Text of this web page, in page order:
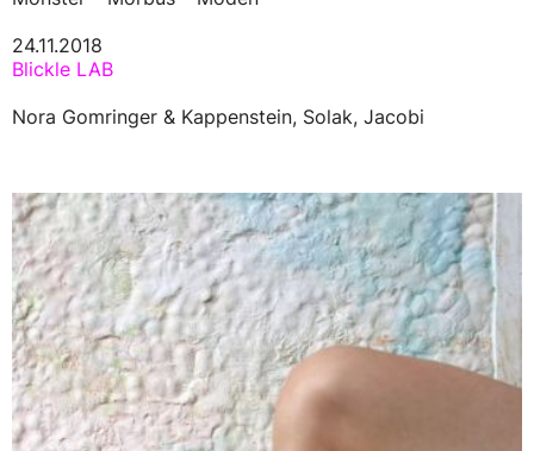
24.11.2018
Blickle LAB
Nora Gomringer & Kappenstein, Solak, Jacobi